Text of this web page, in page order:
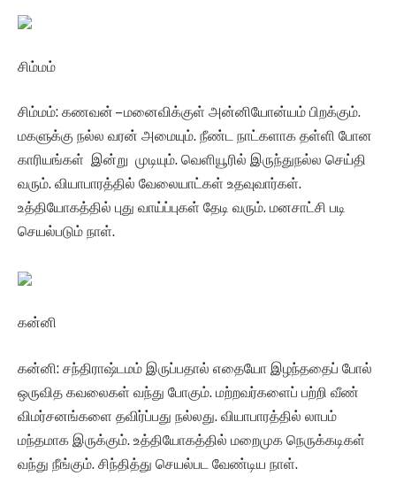
சிம்மம்
சிம்மம்: கணவன் – மனைவிக்குள் அன்னியோன்யம் பிறக்கும்.
மகளுக்கு நல்ல வரன் அமையும். நீண்ட நாட்களாக தள்ளி போன
காரியங்கள் இன்று முடியும். வெளியூரில் இருந்துநல்ல செய்தி
வரும். வியாபாரத்தில் வேலையாட்கள் உதவுவார்கள்.
உத்தியோகத்தில் புது வாய்ப்புகள் தேடி வரும். மனசாட்சி படி
செயல்படும் நாள்.
கன்னி
கன்னி: சந்திராஷ்டமம் இருப்பதால் எதையோ இழந்ததைப் போல்
ஒருவித கவலைகள் வந்து போகும். மற்றவர்களைப் பற்றி வீண்
விமர்சனங்களை தவிர்ப்பது நல்லது. வியாபாரத்தில் லாபம்
மந்தமாக இருக்கும். உத்தியோகத்தில் மறைமுக நெருக்கடிகள்
வந்து நீங்கும். சிந்தித்து செயல்பட வேண்டிய நாள்.